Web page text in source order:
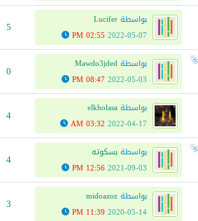
بواسطةLucifer
2022-05-07
02:55 PM
5
بواسطةMawdo3jded
2022-05-03
08:47 PM
0
بواسطةelkholasa
2022-04-17
03:32 AM
4
بواسطةبسكوته
2021-09-03
12:56 PM
4
بواسطةmidoazoz
2020-05-14
11:39 PM
3